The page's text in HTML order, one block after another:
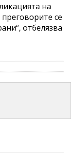
на
се
отбелязва